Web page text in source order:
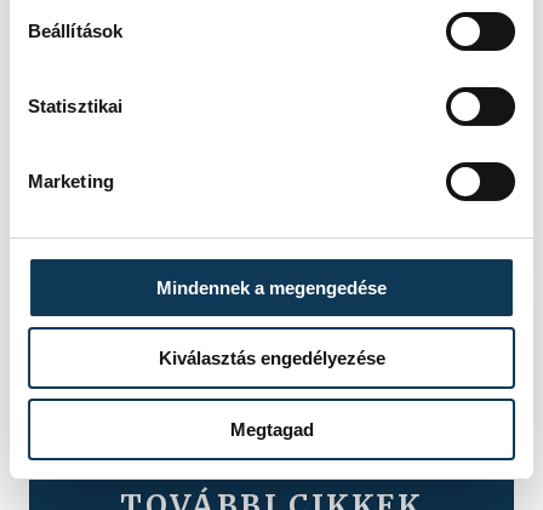
Beállítások
Statisztikai
Marketing
Mindennek a megengedése
Kiválasztás engedélyezése
Megtagad